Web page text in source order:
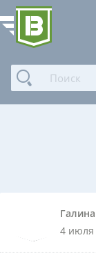
Галина
4 июля